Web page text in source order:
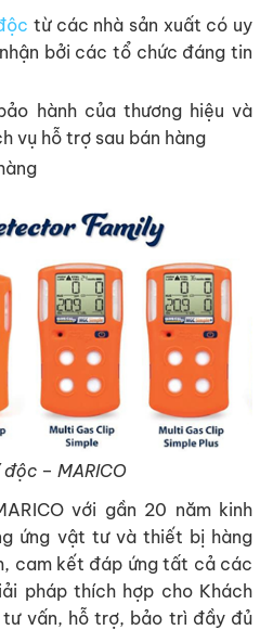
từ các nhà sản xuất có uy
bởi các tổ chức đáng tin
hành của thương hiệu và
vụ hỗ trợ sau bán hàng
– MARICO
với gần 20 năm kinh
ứng vật tư và thiết bị hàng
cam kết đáp ứng tất cả các
pháp thích hợp cho Khách
vấn, hỗ trợ, bảo trì đầy đủ